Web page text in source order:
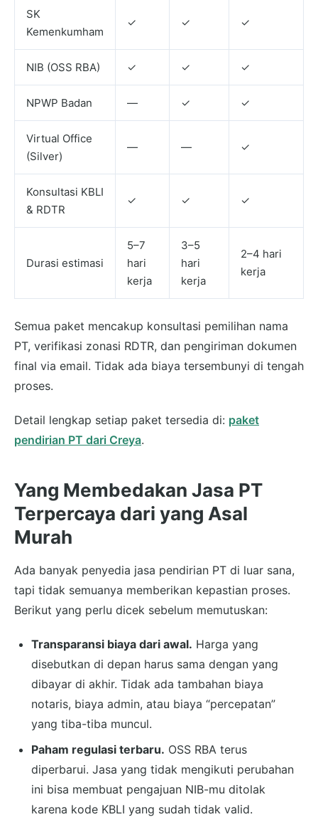
SK
Kemenkumham
✓ ✓ ✓
NIB (OSS RBA) ✓ ✓ ✓
NPWP Badan — ✓ ✓
Virtual Office
(Silver)
— — ✓
Konsultasi KBLI
& RDTR
✓ ✓ ✓
Durasi estimasi
5–7
hari
kerja
3–5
hari
kerja
2–4 hari
kerja
Semua paket mencakup konsultasi pemilihan nama
PT, verifikasi zonasi RDTR, dan pengiriman dokumen
final via email. Tidak ada biaya tersembunyi di tengah
proses.
Detail lengkap setiap paket tersedia di: paket
pendirian PT dari Creya.
Yang Membedakan Jasa PT
Terpercaya dari yang Asal
Murah
Ada banyak penyedia jasa pendirian PT di luar sana,
tapi tidak semuanya memberikan kepastian proses.
Berikut yang perlu dicek sebelum memutuskan:
Transparansi biaya dari awal. Harga yang
disebutkan di depan harus sama dengan yang
dibayar di akhir. Tidak ada tambahan biaya
notaris, biaya admin, atau biaya “percepatan”
yang tiba-tiba muncul.
Paham regulasi terbaru. OSS RBA terus
diperbarui. Jasa yang tidak mengikuti perubahan
ini bisa membuat pengajuan NIB-mu ditolak
karena kode KBLI yang sudah tidak valid.